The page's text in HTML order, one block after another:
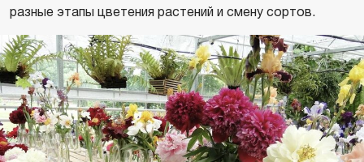
разные этапы цветения растений и смену сортов.